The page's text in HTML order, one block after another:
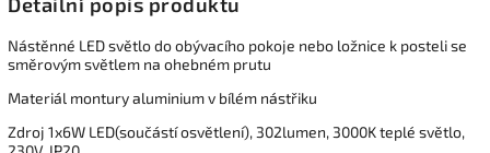
Nástěnné LED světlo do obývacího pokoje nebo ložnice k posteli se
směrovým světlem na ohebném prutu
Materiál montury aluminium v bílém nástřiku
Zdroj 1x6W LED(součástí osvětlení), 302lumen, 3000K teplé světlo,